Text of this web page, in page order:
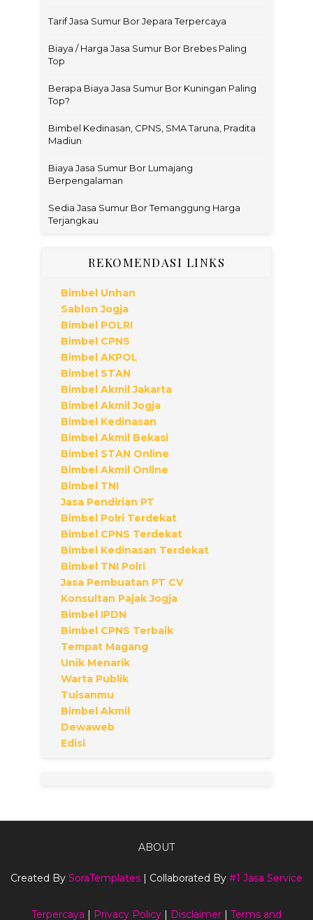
Tarif Jasa Sumur Bor Jepara Terpercaya
Biaya / Harga Jasa Sumur Bor Brebes Paling
Top
Berapa Biaya Jasa Sumur Bor Kuningan Paling
Top?
Bimbel Kedinasan, CPNS, SMA Taruna, Pradita
Madiun
Biaya Jasa Sumur Bor Lumajang
Berpengalaman
Sedia Jasa Sumur Bor Temanggung Harga
Terjangkau
REKOMENDASI LINKS
Bimbel Unhan
Sablon Jogja
Bimbel POLRI
Bimbel CPNS
Bimbel AKPOL
Bimbel STAN
Bimbel Akmil Jakarta
Bimbel Akmil Jogja
Bimbel Kedinasan
Bimbel Akmil Bekasi
Bimbel STAN Online
Bimbel Akmil Online
Bimbel TNI
Jasa Pendirian PT
Bimbel Polri Terdekat
Bimbel CPNS Terdekat
Bimbel Kedinasan Terdekat
Bimbel TNI Polri
Jasa Pembuatan PT CV
Konsultan Pajak Jogja
Bimbel IPDN
Bimbel CPNS Terbaik
Tempat Magang
Unik Menarik
Warta Publik
Tuisanmu
Bimbel Akmil
Dewaweb
Edisi
ABOUT
Created By SoraTemplates | Collaborated By #1 Jasa Service
Terpercaya | Privacy Policy | Disclaimer | Terms and